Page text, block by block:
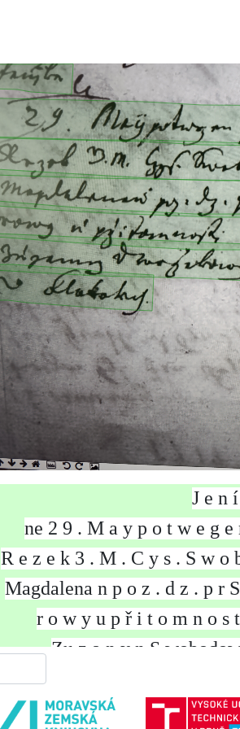
J e n í
ne 2 9 . M a y p o t w e g e
R e z e k 3 . M . C y s . S w o
Magdalena n p o z . d z . p r S
r o w y u p ř i t o m n o s t
Zu z a n y n S wobo do